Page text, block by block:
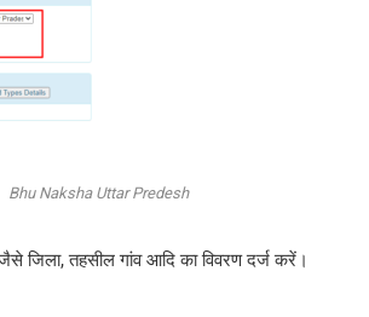
Bhu Naksha Uttar Predesh
जैसे जिला, तहसील गांव आदि का विवरण दर्ज करें।